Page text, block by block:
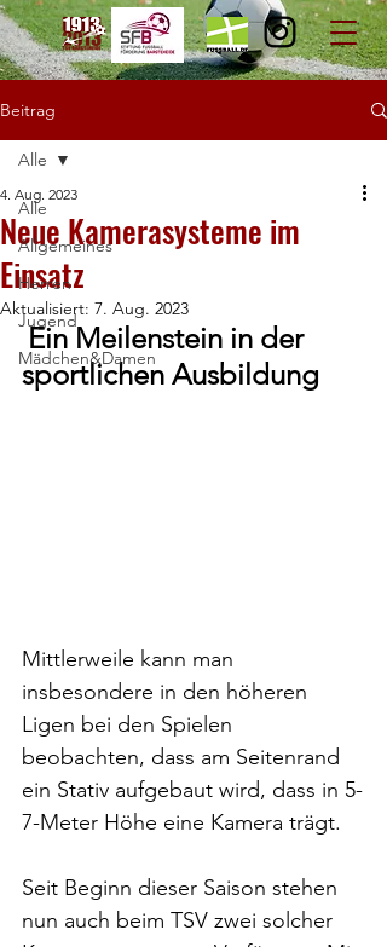
Beitrag
Alle
Allgemeines
Herren
Jugend
Mädchen&Damen
Alle
Neue Kamerasysteme im
Einsatz
4. Aug. 2023
Aktualisiert: 7. Aug. 2023
Ein Meilenstein in der
sportlichen Ausbildung
Mittlerweile kann man
insbesondere in den höheren
Ligen bei den Spielen
beobachten, dass am Seitenrand
ein Stativ aufgebaut wird, dass in 5-
7-Meter Höhe eine Kamera trägt.
Seit Beginn dieser Saison stehen
nun auch beim TSV zwei solcher